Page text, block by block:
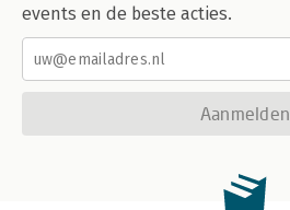
events en de beste acties.
Aanmelden